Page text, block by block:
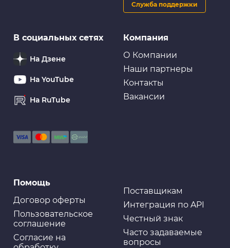
Компания
О Компании
Наши партнеры
Контакты
Вакансии
Помощь
Договор оферты
Пользовательское
соглашение
Cогласие на
Поставщикам
Интеграция по API
Честный знак
Часто задаваемые
вопросы
Служба поддержки
В социальных сетях
На Дзене
На YouTube
На RuTube